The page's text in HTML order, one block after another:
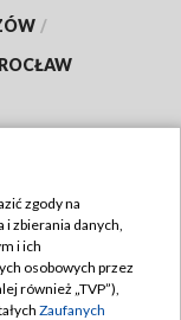
/
zgody na
zbierania danych,
i ich
osobowych przez
również „TVP”),
Zaufanych